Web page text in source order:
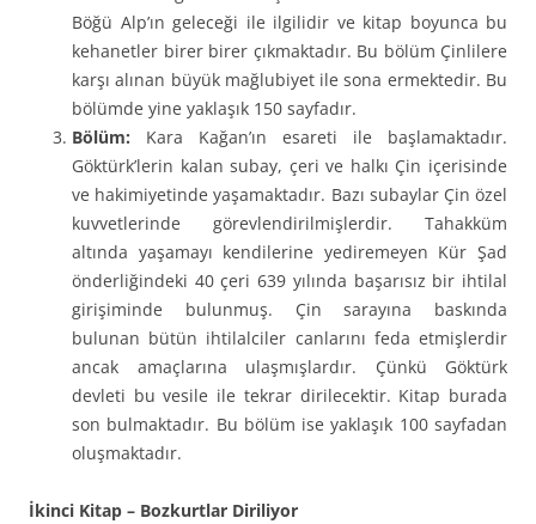
Böğü Alp’ın geleceği ile ilgilidir ve kitap boyunca bu
kehanetler birer birer çıkmaktadır. Bu bölüm Çinlilere
karşı alınan büyük mağlubiyet ile sona ermektedir. Bu
bölümde yine yaklaşık 150 sayfadır.
Bölüm: Kara Kağan’ın esareti ile başlamaktadır.
Göktürk’lerin kalan subay, çeri ve halkı Çin içerisinde
ve hakimiyetinde yaşamaktadır. Bazı subaylar Çin özel
kuvvetlerinde görevlendirilmişlerdir. Tahakküm
altında yaşamayı kendilerine yediremeyen Kür Şad
önderliğindeki 40 çeri 639 yılında başarısız bir ihtilal
girişiminde bulunmuş. Çin sarayına baskında
bulunan bütün ihtilalciler canlarını feda etmişlerdir
ancak amaçlarına ulaşmışlardır. Çünkü Göktürk
devleti bu vesile ile tekrar dirilecektir. Kitap burada
son bulmaktadır. Bu bölüm ise yaklaşık 100 sayfadan
oluşmaktadır.
İkinci Kitap – Bozkurtlar Diriliyor